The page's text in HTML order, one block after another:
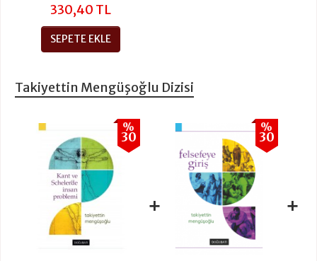
330,40 TL
SEPETE EKLE
Takiyettin Mengüşoğlu Dizisi
%
30
+
%
30
+